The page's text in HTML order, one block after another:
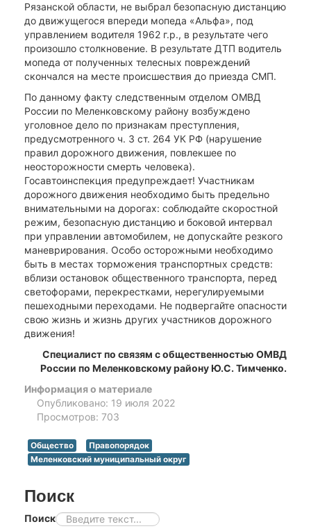
Рязанской области, не выбрал безопасную дистанцию
до движущегося впереди мопеда «Альфа», под
управлением водителя 1962 г.р., в результате чего
произошло столкновение. В результате ДТП водитель
мопеда от полученных телесных повреждений
скончался на месте происшествия до приезда СМП.
По данному факту следственным отделом ОМВД
России по Меленковскому району возбуждено
уголовное дело по признакам преступления,
предусмотренного ч. 3 ст. 264 УК РФ (нарушение
правил дорожного движения, повлекшее по
неосторожности смерть человека).
Госавтоинспекция предупреждает! Участникам
дорожного движения необходимо быть предельно
внимательными на дорогах: соблюдайте скоростной
режим, безопасную дистанцию и боковой интервал
при управлении автомобилем, не допускайте резкого
маневрирования. Особо осторожными необходимо
быть в местах торможения транспортных средств:
вблизи остановок общественного транспорта, перед
светофорами, перекрестками, нерегулируемыми
пешеходными переходами. Не подвергайте опасности
свою жизнь и жизнь других участников дорожного
движения!
Специалист по связям с общественностью ОМВД
России по Меленковскому району Ю.С. Тимченко.
Информация о материале
Опубликовано: 19 июля 2022
Просмотров: 703
Общество
Правопорядок
Меленковский муниципальный округ
Поиск
Поиск